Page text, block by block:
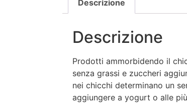
Descrizione
Descrizione
Prodotti ammorbidendo il
senza grassi e zuccheri
nei chicchi determinano un
aggiungere a yogurt o alle